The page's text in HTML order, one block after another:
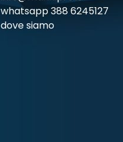
whatsapp 388 6245127
dove siamo